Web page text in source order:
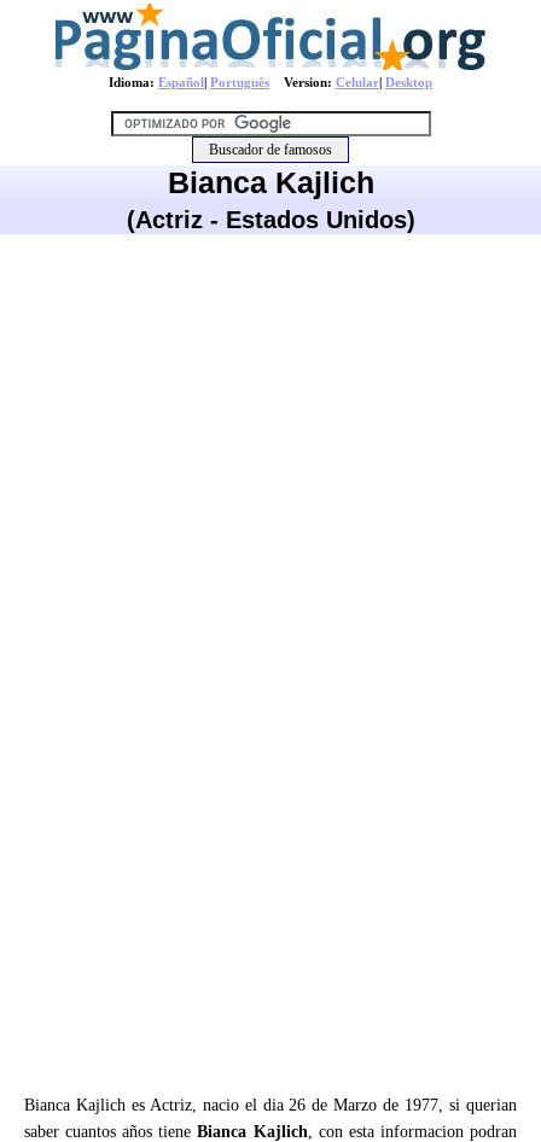
Idioma: Español| Português Version: Celular| Desktop
Bianca Kajlich
(Actriz - Estados Unidos)
Bianca Kajlich es Actriz, nacio el dia 26 de Marzo de 1977, si querian
saber cuantos años tieneBianca Kajlich, con esta informacion podran